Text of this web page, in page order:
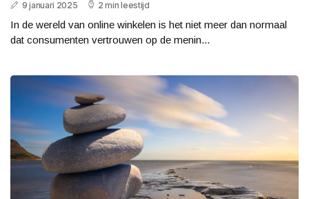
9 januari 2025 2 min leestijd
In de wereld van online winkelen is het niet meer dan normaal
dat consumenten vertrouwen op de menin...